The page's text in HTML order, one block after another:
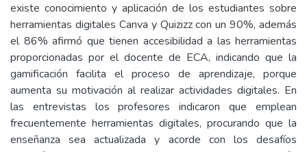
existe conocimiento y aplicación de los estudiantes sobre
herramientas digitales Canva y Quizizz con un 90%, además
el 86% afirmó que tienen accesibilidad a las herramientas
proporcionadas por el docente de ECA, indicando que la
gamificación facilita el proceso de aprendizaje, porque
aumenta su motivación al realizar actividades digitales. En
las entrevistas los profesores indicaron que emplean
frecuentemente herramientas digitales, procurando que la
enseñanza sea actualizada y acorde con los desafíos